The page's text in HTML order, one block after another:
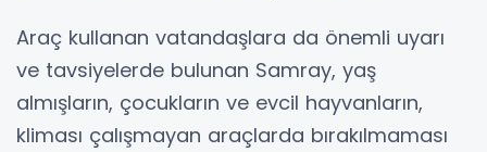
Araç kullanan vatandaşlara da önemli uyarı
ve tavsiyelerde bulunan Samray, yaş
almışların, çocukların ve evcil hayvanların,
kliması çalışmayan araçlarda bırakılmaması